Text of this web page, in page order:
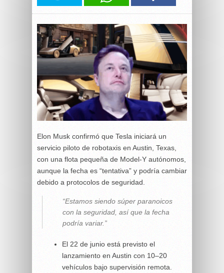
Elon Musk confirmó que Tesla iniciará un
servicio piloto de robotaxis en Austin, Texas,
con una flota pequeña de Model-Y autónomos,
aunque la fecha es “tentativa” y podría cambiar
debido a protocolos de seguridad.
“Estamos siendo súper paranoicos
con la seguridad, así que la fecha
podría variar.”
El 22 de junio está previsto el
lanzamiento en Austin con 10–20
vehículos bajo supervisión remota.